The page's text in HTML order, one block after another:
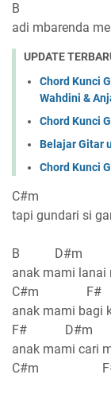
B
adi mbarenda
UPDATE
Chord Kunci
Wahdini &
Chord Kunci
Belajar Gitar
Chord Kunci
C#m
tapi gundari si
B D#m
anak mami lanai
C#m F#
anak mami bagi
F# D#m
anak mami cari
C#m